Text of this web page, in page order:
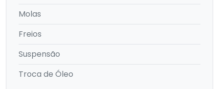
Molas
Freios
Suspensão
Troca de Óleo